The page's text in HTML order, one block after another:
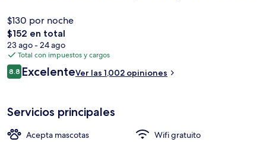
Art decó son su snack bar o deli y su jardín. A otros visitantes les
encanta el personal amable. Hay opciones de transporte público a
una corta distancia a pie: Estación de metro De Brouckère está a 3
minutos y Estación de metro Rogier está a 6 minutos.
$130 por noche
El
precio
total
es
de
$152 en total
23 ago - 24 ago
Total con impuestos y cargos
Opiniones
8.88.8 de 10,
ExcelenteVer las 1,002 opiniones
Servicios principales
Acepta mascotas
Wifi gratuito